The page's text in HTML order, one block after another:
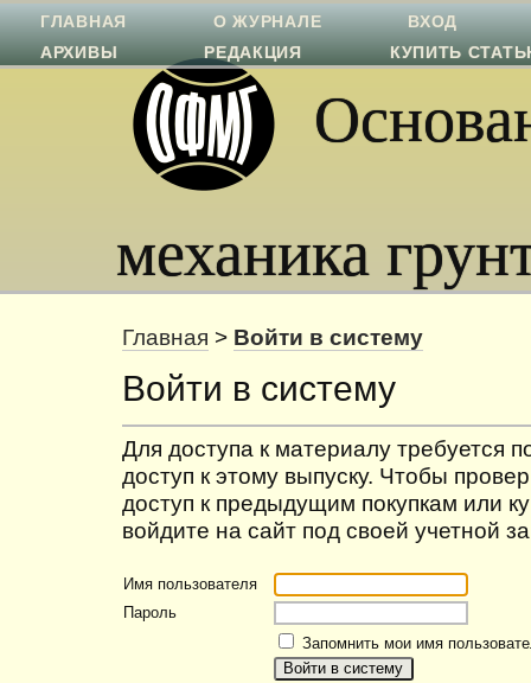
механика
ГЛАВНАЯ О ЖУРНАЛЕ
ВХОД
АРХИВЫ
РЕДАКЦИЯ КУПИТЬ
Главная > Войти в систему
Войти в систему
Для доступа к материалу требуется
доступ к этому выпуску. Чтобы
доступ к предыдущим покупкам или
войдите на сайт под своей учетной
Имя пользователя
Пароль
Запомнить мои имя